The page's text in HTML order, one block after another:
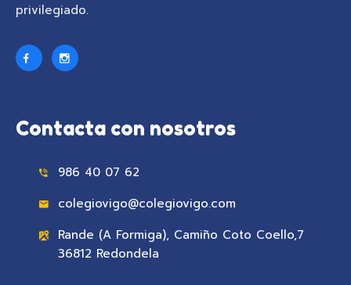
privilegiado.
Contacta con nosotros
986 40 07 62
colegiovigo@colegiovigo.com
Rande (A Formiga), Camiño Coto Coello,7
36812 Redondela